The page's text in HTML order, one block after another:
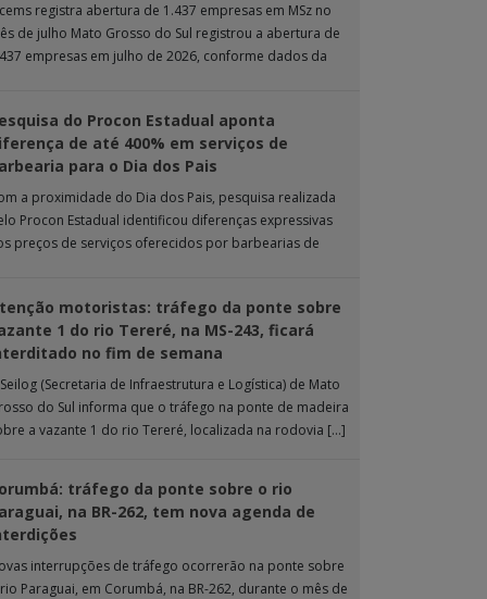
registra abertura de 1.437 empresas em MSz no
de julho Mato Grosso do Sul registrou a abertura de
empresas em julho de 2026, conforme dados da
do Procon Estadual aponta
de até 400% em serviços de
para o Dia dos Pais
a proximidade do Dia dos Pais, pesquisa realizada
Procon Estadual identificou diferenças expressivas
preços de serviços oferecidos por barbearias de
motoristas: tráfego da ponte sobre
1 do rio Tereré, na MS-243, ficará
no fim de semana
(Secretaria de Infraestrutura e Logística) de Mato
do Sul informa que o tráfego na ponte de madeira
a vazante 1 do rio Tereré, localizada na rodovia […]
tráfego da ponte sobre o rio
na BR-262, tem nova agenda de
interrupções de tráfego ocorrerão na ponte sobre
Paraguai, em Corumbá, na BR-262, durante o mês de